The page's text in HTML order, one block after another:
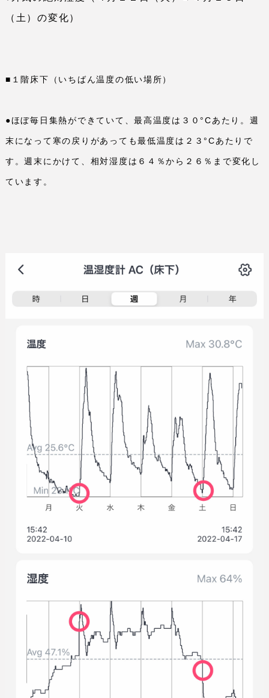
（土）の変化）
■１階床下（いちばん温度の低い場所）
●ほぼ毎日集熱ができていて、最高温度は３０°Cあたり。週
末になって寒の戻りがあっても最低温度は２３°Cあたりで
す。週末にかけて、相対湿度は６４％から２６％まで変化し
ています。